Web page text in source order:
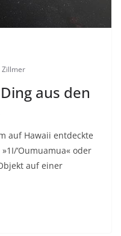
Zillmer
aus den
auf Hawaii entdeckte
‘Oumuamua« oder
auf einer